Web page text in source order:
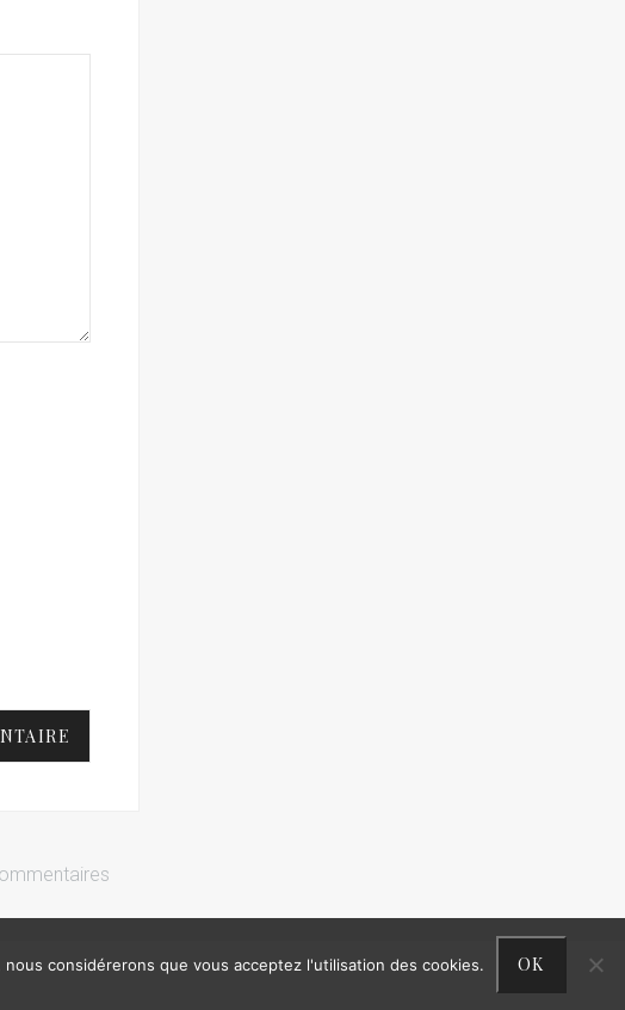
considérerons que vous acceptez l'utilisation des cookies. OK